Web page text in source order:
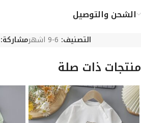
الشحن والتوصيل
التصنيف: 6-9 اشهر مشاركة:
منتجات ذات صلة